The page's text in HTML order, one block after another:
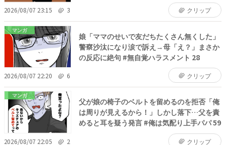
2026/08/07 23:15 3 クリップ
マンガ
娘「ママのせいで友だちたくさん無くした」
警察沙汰になり涙で訴え→母「え？」まさか
の反応に絶句 #無自覚ハラスメント 28
2026/08/07 22:20 6 クリップ
マンガ
父が娘の椅子のベルトを留めるのを拒否「俺
は周りが見えるから！」しかし落下…父を責
めると耳を疑う発言 #俺は気配り上手パパ 59
2026/08/07 22:05 2 クリップ